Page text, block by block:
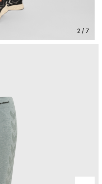
2 / 7